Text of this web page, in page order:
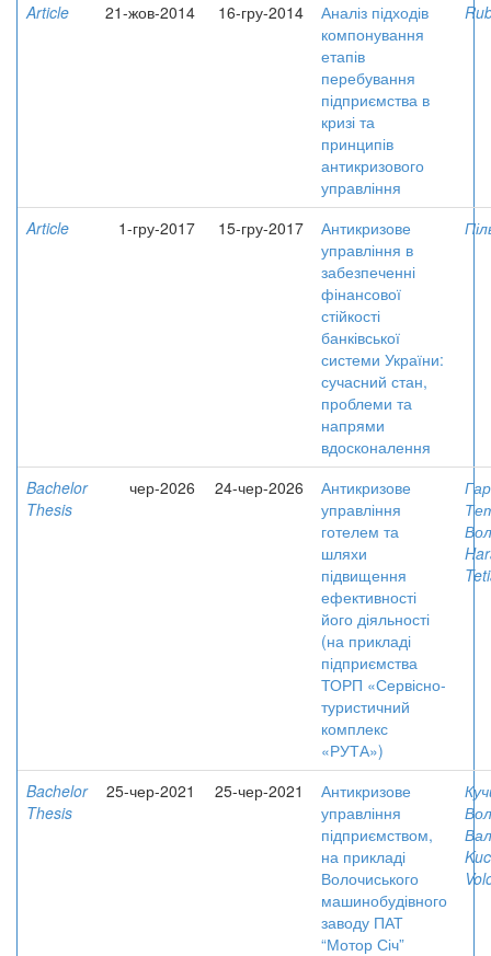
Article 21-жов-2014 16-гру-2014
Аналіз підходів
компонування
етапів
перебування
підприємства в
кризі та
принципів
антикризового
управління
Article 1-гру-2017 15-гру-2017
Антикризове
управління в
забезпеченні
фінансової
стійкості
банківської
системи України:
сучасний стан,
проблеми та
напрями
вдосконалення
Bachelor
Thesis
чер-2026 24-чер-2026
Антикризове
управління
готелем та
шляхи
підвищення
ефективності
його діяльності
(на прикладі
підприємства
ТОРП «Сервісно-
туристичний
комплекс
«РУТА»)
Bachelor
Thesis
25-чер-2021 25-чер-2021
Антикризове
управління
підприємством,
на прикладі
Волочиського
машинобудівного
заводу ПАТ
“Мотор Січ”